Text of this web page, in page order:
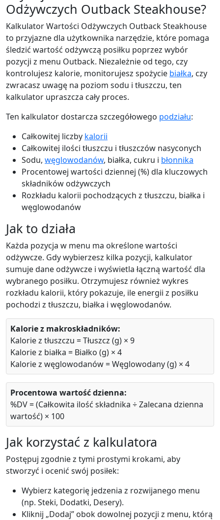
Odżywczych Outback Steakhouse?
Kalkulator Wartości Odżywczych Outback Steakhouse
to przyjazne dla użytkownika narzędzie, które pomaga
śledzić wartość odżywczą posiłku poprzez wybór
pozycji z menu Outback. Niezależnie od tego, czy
kontrolujesz kalorie, monitorujesz spożycie białka, czy
zwracasz uwagę na poziom sodu i tłuszczu, ten
kalkulator upraszcza cały proces.
Ten kalkulator dostarcza szczegółowego podziału:
Całkowitej liczby kalorii
Całkowitej ilości tłuszczu i tłuszczów nasyconych
Sodu, węglowodanów, białka, cukru i błonnika
Procentowej wartości dziennej (%) dla kluczowych
składników odżywczych
Rozkładu kalorii pochodzących z tłuszczu, białka i
węglowodanów
Jak to działa
Każda pozycja w menu ma określone wartości
odżywcze. Gdy wybierzesz kilka pozycji, kalkulator
sumuje dane odżywcze i wyświetla łączną wartość dla
wybranego posiłku. Otrzymujesz również wykres
rozkładu kalorii, który pokazuje, ile energii z posiłku
pochodzi z tłuszczu, białka i węglowodanów.
Kalorie z makroskładników:
Kalorie z tłuszczu = Tłuszcz (g) × 9
Kalorie z białka = Białko (g) × 4
Kalorie z węglowodanów = Węglowodany (g) × 4
Procentowa wartość dzienna:
%DV = (Całkowita ilość składnika ÷ Zalecana dzienna
wartość) × 100
Jak korzystać z kalkulatora
Postępuj zgodnie z tymi prostymi krokami, aby
stworzyć i ocenić swój posiłek:
Wybierz kategorię jedzenia z rozwijanego menu
(np. Steki, Dodatki, Desery).
Kliknij „Dodaj” obok dowolnej pozycji z menu, którą